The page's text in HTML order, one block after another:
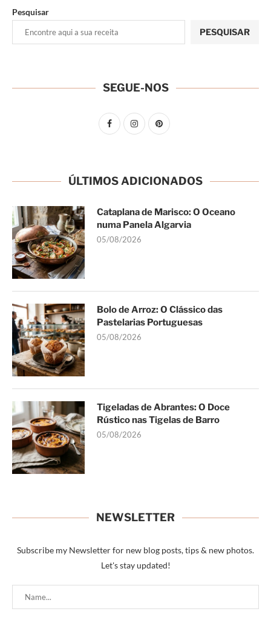
Pesquisar
PESQUISAR
SEGUE-NOS
ÚLTIMOS ADICIONADOS
Cataplana de Marisco: O Oceano
numa Panela Algarvia
05/08/2026
Bolo de Arroz: O Clássico das
Pastelarias Portuguesas
05/08/2026
Tigeladas de Abrantes: O Doce
Rústico nas Tigelas de Barro
05/08/2026
NEWSLETTER
Subscribe my Newsletter for new blog posts, tips & new photos.
Let's stay updated!